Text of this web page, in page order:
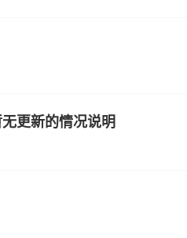
更新的情况说明